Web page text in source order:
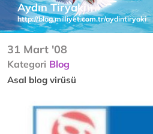
Aydın Tiryaki
http://blog.milliyet.com.tr/aydintiryaki
31 Mart '08
Kategori Blog
Asal blog virüsü